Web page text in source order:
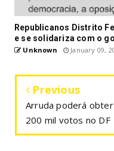
Republicanos Distrito
e se solidariza com o
Unknown January 09,
Previous
Arruda poderá obter
200 mil votos no DF